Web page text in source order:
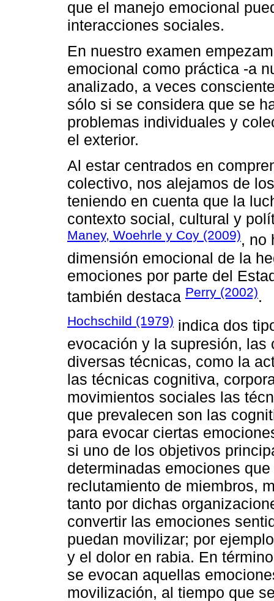
que el manejo emocional
interacciones sociales.
En nuestro examen
emocional como práctica -a
analizado, a veces
sólo si se considera que se
problemas individuales y
el exterior.
Al estar centrados en
colectivo, nos alejamos de
teniendo en cuenta que la
contexto social, cultural y
Maney, Woehrle y Coy (2009), no
dimensión emocional de la
emociones por parte del
también destaca Perry (2002).
Hochschild (1979) indica dos
evocación y la supresión,
diversas técnicas, como la
las técnicas cognitiva,
movimientos sociales las
que prevalecen son las
para evocar ciertas
si uno de los objetivos
determinadas emociones
reclutamiento de miembros,
tanto por dichas
convertir las emociones
puedan movilizar; por
y el dolor en rabia. En
se evocan aquellas
movilización, al tiempo que